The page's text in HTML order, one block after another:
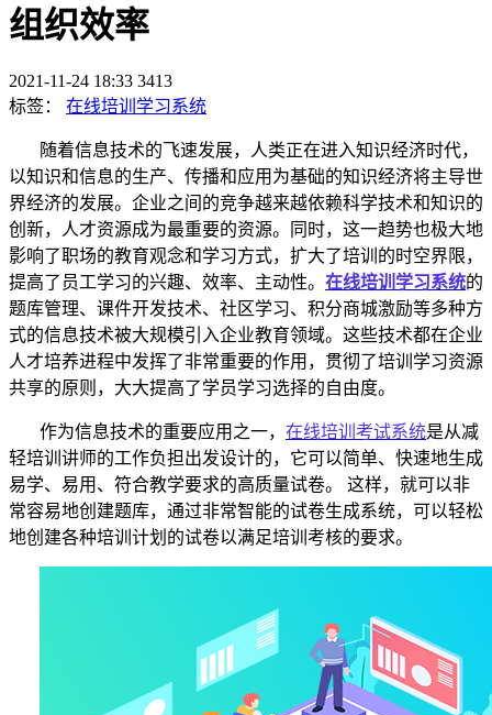
组织效率
2021-11-24 18:33 3413
标签：
在线培训学习系统
随着信息技术的飞速发展，人类正在进入知识经济时代，
以知识和信息的生产、传播和应用为基础的知识经济将主导世
界经济的发展。企业之间的竞争越来越依赖科学技术和知识的
创新，人才资源成为最重要的资源。同时，这一趋势也极大地
影响了职场的教育观念和学习方式，扩大了培训的时空界限，
提高了员工学习的兴趣、效率、主动性。 在线培训学习系统的
题库管理、课件开发技术、社区学习、积分商城激励等多种方
式的信息技术被大规模引入企业教育领域。这些技术都在企业
人才培养进程中发挥了非常重要的作用，贯彻了培训学习资源
共享的原则，大大提高了学员学习选择的自由度。
作为信息技术的重要应用之一， 在线培训 考试系统是从减
轻培训讲师的工作负担出发设计的，它可以简单、快速地生成
易学、易用、符合教学要求的高质量试卷。
这样，就可以非
常容易地创建题库，通过非常智能的试卷生成系统，可以轻松
地创建各种培训计划的试卷以满足培训考核的要求。